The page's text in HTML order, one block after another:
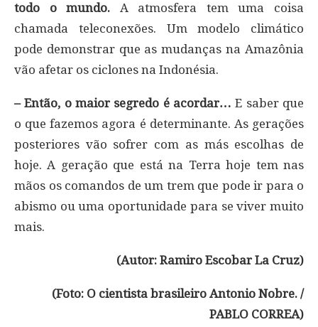
todo o mundo. A atmosfera tem uma coisa
chamada teleconexões. Um modelo climático
pode demonstrar que as mudanças na Amazônia
vão afetar os ciclones na Indonésia.
– Então, o maior segredo é acordar… E saber que
o que fazemos agora é determinante. As gerações
posteriores vão sofrer com as más escolhas de
hoje. A geração que está na Terra hoje tem nas
mãos os comandos de um trem que pode ir para o
abismo ou uma oportunidade para se viver muito
mais.
(Autor: Ramiro Escobar La Cruz)
(Foto: O cientista brasileiro Antonio Nobre. /
PABLO CORREA)